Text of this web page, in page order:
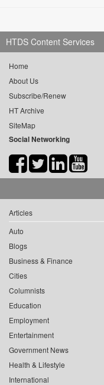
HTDS Content Services
Home
About Us
Subscribe/Renew
HT Archive
SiteMap
Social Networking
Articles
Auto
Blogs
Business & Finance
Cities
Columnists
Education
Employment
Entertainment
Government News
Health & Lifestyle
International